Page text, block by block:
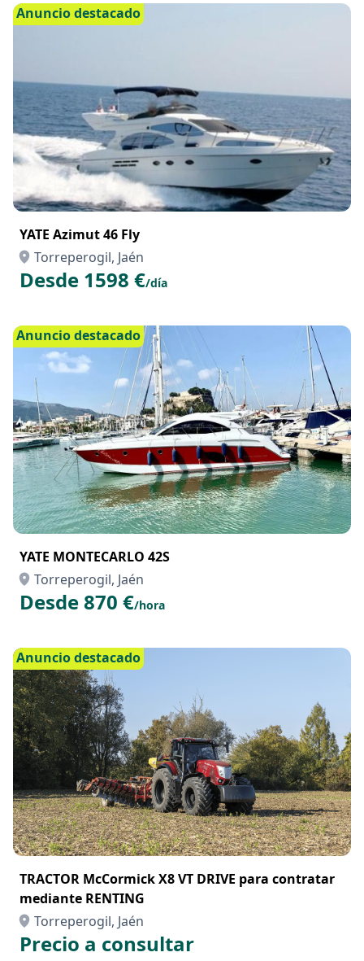
Anuncio destacado
YATE Azimut 46 Fly
Torreperogil, Jaén
Desde 1598 €/día
Anuncio destacado
YATE MONTECARLO 42S
Torreperogil, Jaén
Desde 870 €/hora
Anuncio destacado
TRACTOR McCormick X8 VT DRIVE para contratar
mediante RENTING
Torreperogil, Jaén
Precio a consultar